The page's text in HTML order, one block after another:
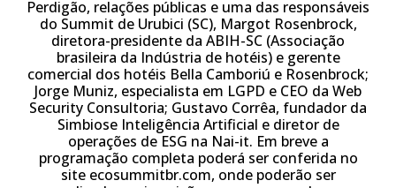
Perdigão, relações públicas e uma das responsáveis
do Summit de Urubici (SC), Margot Rosenbrock,
diretora-presidente da ABIH-SC (Associação
brasileira da Indústria de hotéis) e gerente
comercial dos hotéis Bella Camboriú e Rosenbrock;
Jorge Muniz, especialista em LGPD e CEO da Web
Security Consultoria; Gustavo Corrêa, fundador da
Simbiose Inteligência Artificial e diretor de
operações de ESG na Nai-it. Em breve a
programação completa poderá ser conferida no
site ecosummitbr.com, onde poderão ser